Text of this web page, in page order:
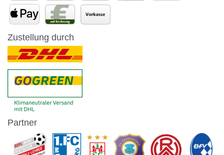
Zustellung durch
Partner